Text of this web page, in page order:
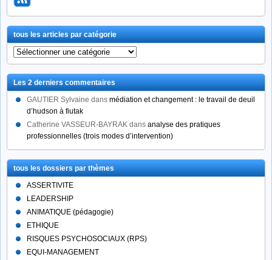
tous les articles par catégorie
tous
les
articles
par
catégorie
Les 2 derniers commentaires
GAUTIER Sylvaine dans médiation et changement : le travail de deuil
d’hudson à fiutak
Catherine VASSEUR-BAYRAK dans analyse des pratiques
professionnelles (trois modes d’intervention)
tous les dossiers par thèmes
ASSERTIVITE
LEADERSHIP
ANIMATIQUE (pédagogie)
ETHIQUE
RISQUES PSYCHOSOCIAUX (RPS)
EQUI-MANAGEMENT